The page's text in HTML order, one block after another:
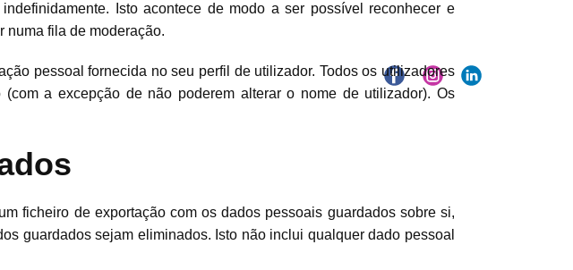
Isto acontece de modo a ser possível reconhecer e
numa fila de moderação.
pessoal fornecida no seu perfil de utilizador. Todos os utilizadores
a excepção de não poderem alterar o nome de utilizador). Os
ficheiro de exportação com os dados pessoais guardados sobre si,
guardados sejam eliminados. Isto não inclui qualquer dado pessoal